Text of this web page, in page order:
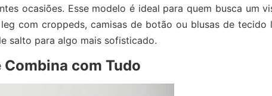
ocasiões. Esse modelo é ideal para quem busca um
com croppeds, camisas de botão ou blusas de tecido
salto para algo mais sofisticado.
Combina com Tudo